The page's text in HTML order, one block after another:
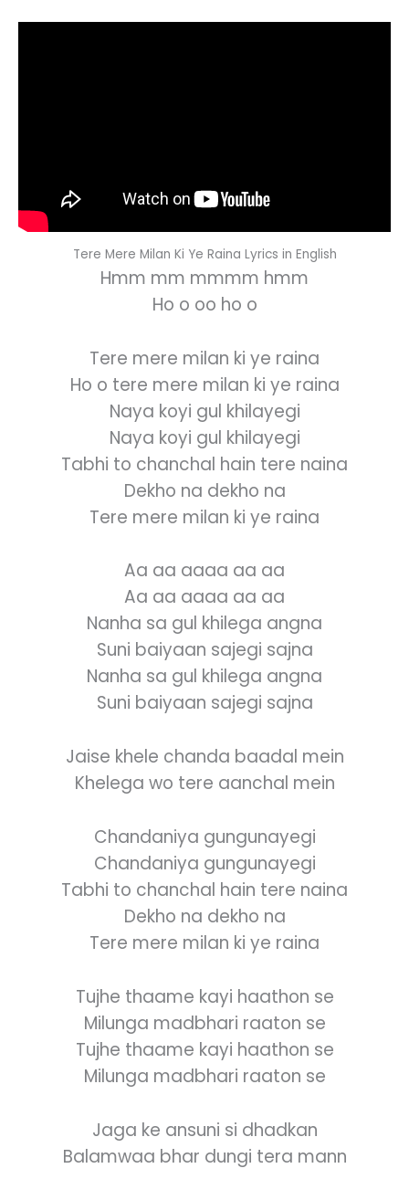
Tere Mere Milan Ki Ye Raina Lyrics in English
Hmm mm mmmm hmm
Ho o oo ho o
Tere mere milan ki ye raina
Ho o tere mere milan ki ye raina
Naya koyi gul khilayegi
Naya koyi gul khilayegi
Tabhi to chanchal hain tere naina
Dekho na dekho na
Tere mere milan ki ye raina
Aa aa aaaa aa aa
Aa aa aaaa aa aa
Nanha sa gul khilega angna
Suni baiyaan sajegi sajna
Nanha sa gul khilega angna
Suni baiyaan sajegi sajna
Jaise khele chanda baadal mein
Khelega wo tere aanchal mein
Chandaniya gungunayegi
Chandaniya gungunayegi
Tabhi to chanchal hain tere naina
Dekho na dekho na
Tere mere milan ki ye raina
Tujhe thaame kayi haathon se
Milunga madbhari raaton se
Tujhe thaame kayi haathon se
Milunga madbhari raaton se
Jaga ke ansuni si dhadkan
Balamwaa bhar dungi tera mann